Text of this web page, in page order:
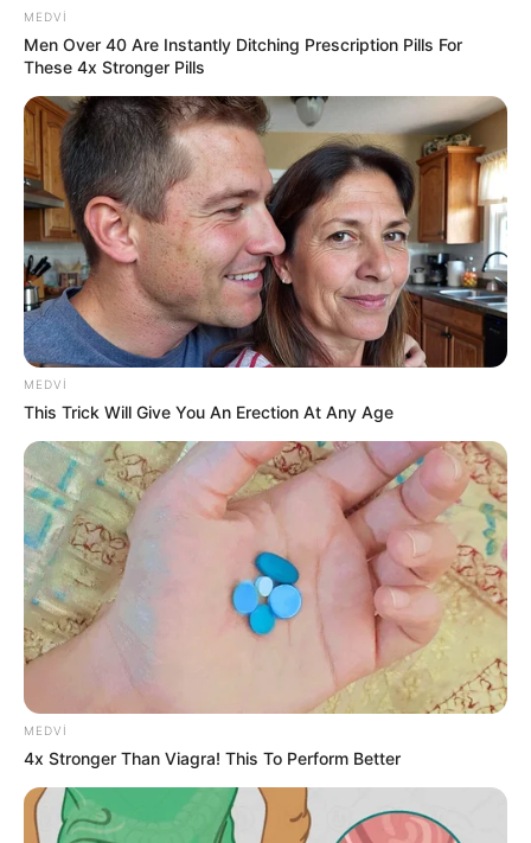
Digər xəbərlər
MEDVI
Men Over 40 Are Instantly Ditching Prescription Pills For
These 4x Stronger Pills
MEDVI
This Trick Will Give You An Erection At Any Age
MEDVI
4x Stronger Than Viagra! This To Perform Better